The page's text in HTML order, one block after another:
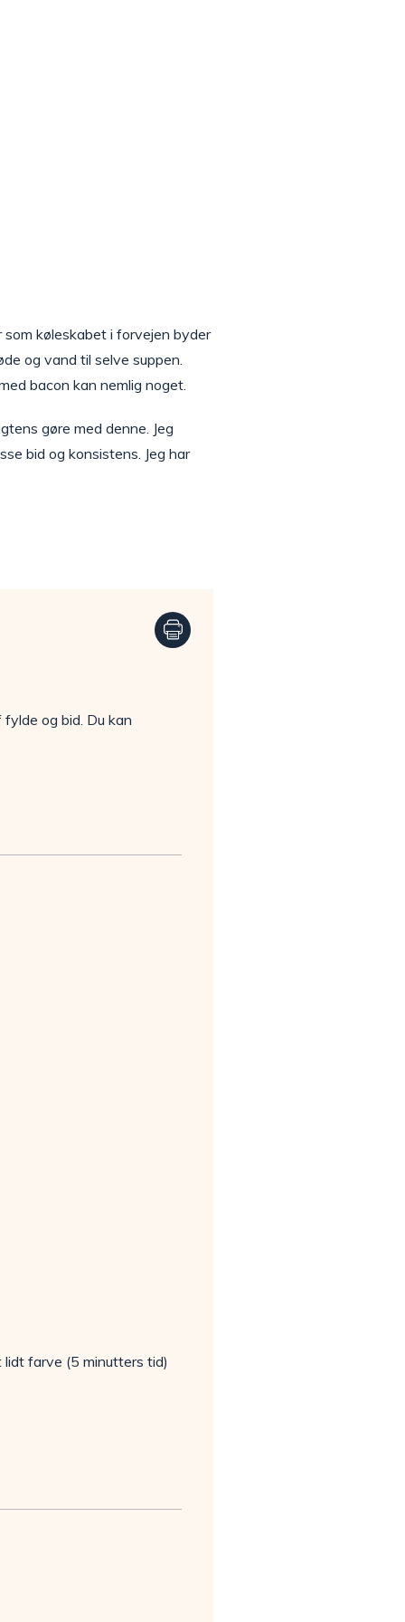
køleskabet i forvejen byder
og vand til selve suppen.
bacon kan nemlig noget.
gøre med denne. Jeg
bid og konsistens. Jeg har
og bid. Du kan
lidt farve (5 minutters tid)